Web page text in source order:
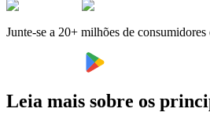
Junte-se a 20+ milhões de
Leia mais sobre os